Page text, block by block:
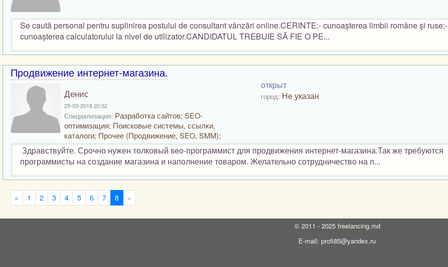
Se caută personal pentru suplinirea postului de consultant vânzări online.CERINTE:- cunoașterea limbii române și ruse;-
cunoașterea calculatorului la nivel de utilizator.CANDIDATUL TREBUIE SĂ FIE O PE...
Продвижение интернет-магазина.
Денис
25-03-2018 20:52
Специализация: Разработка сайтов; SEO-
оптимизация; Поисковые системы, ссылки,
каталоги; Прочее (Продвижение, SEO, SMM);
открыт
город: Не указан
Здравствуйте. Срочно нужен толковый seo-программист для продвижения интернет-магазина.Так же требуются
программисты на создание магазина и наполнение товаром. Желательно сотрудничество на п...
« 1 2 3 4 5 6 7 8 »
© 2011 - 2025 freelancing.md
E-mail: profi85@yandex.ru